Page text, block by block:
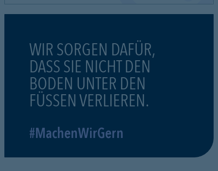
WIR SORGEN DAFÜR,
DASS SIE NICHT DEN
BODEN UNTER DEN
FÜSSEN VERLIEREN.
#MachenWirGern